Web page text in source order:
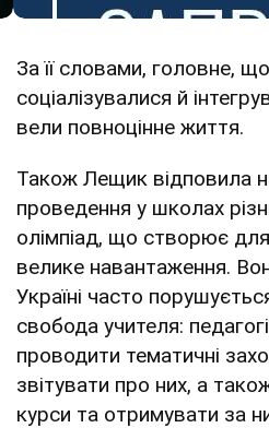
За її словами, головне,
соціалізувалися й
вели повноцінне життя.
Також Лещик відповила
проведення у школах
олімпіад, що створює
велике навантаження.
Україні часто
свобода учителя:
проводити тематичні
звітувати про них, а
курси та отримувати за